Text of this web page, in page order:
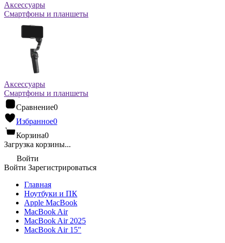
Аксессуары
Смартфоны и планшеты
Аксессуары
Смартфоны и планшеты
Сравнение0
Избранное0
Корзина0
Загрузка корзины...
Войти
Войти Зарегистрироваться
Главная
Ноутбуки и ПК
Apple MacBook
MacBook Air
MacBook Air 2025
MacBook Air 15"